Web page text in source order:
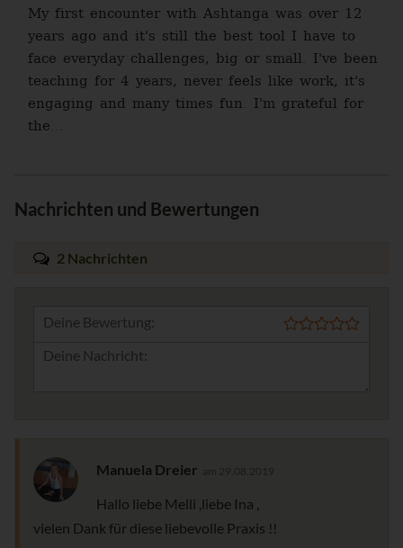
My first encounter with Ashtanga was over 12
years ago and it's still the best tool I have to
face everyday challenges, big or small. I've been
teaching for 4 years, never feels like work, it's
engaging and many times fun. I'm grateful for
the...
Nachrichten und Bewertungen
2 Nachrichten
Deine Bewertung:
Manuela Dreier
Hallo liebe Melli ,liebe Ina ,
vielen Dank für diese liebevolle Praxis !!